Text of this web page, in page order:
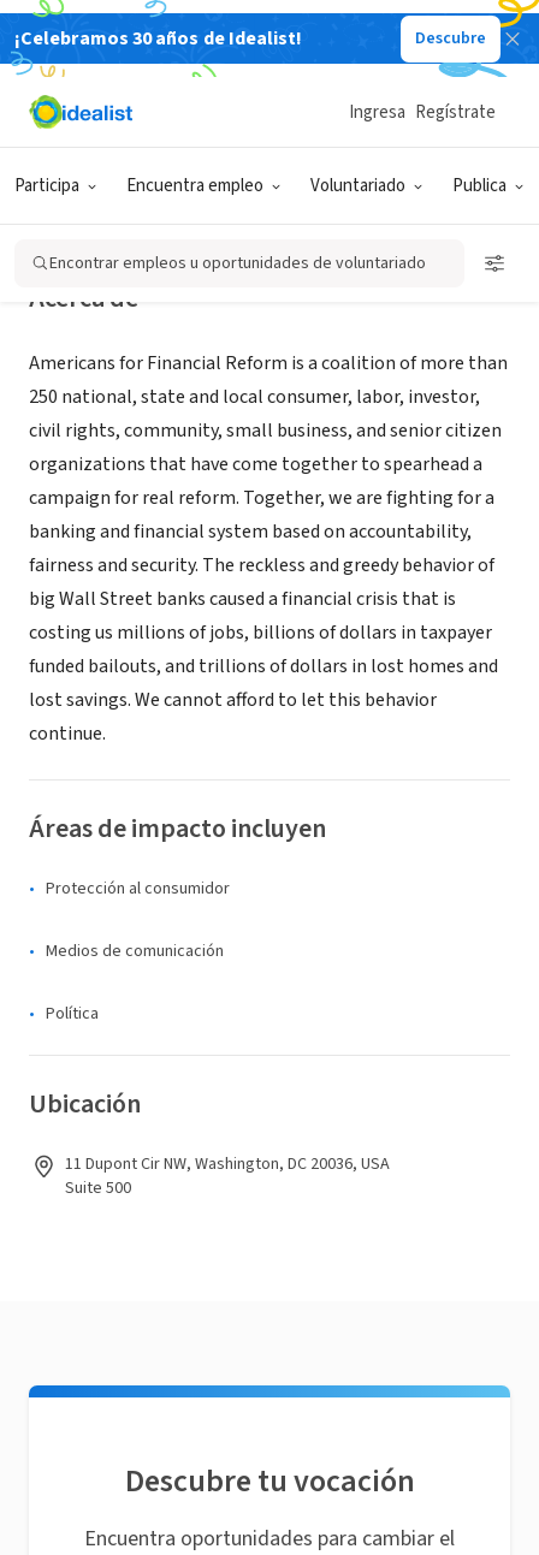
¡Celebramos 30 años de Idealist! Descubre
Participa Encuentra empleo Voluntariado Publica
Ingresa Regístrate
Encontrar empleos u oportunidades de voluntariado
ORGANIZACIÓN SIN FIN DE LUCRO
Americans for Financial Reform
Acerca de
Americans for Financial Reform is a coalition of more than
250 national, state and local consumer, labor, investor,
civil rights, community, small business, and senior citizen
organizations that have come together to spearhead a
campaign for real reform. Together, we are fighting for a
banking and financial system based on accountability,
fairness and security. The reckless and greedy behavior of
big Wall Street banks caused a financial crisis that is
costing us millions of jobs, billions of dollars in taxpayer
funded bailouts, and trillions of dollars in lost homes and
lost savings. We cannot afford to let this behavior
continue.
Áreas de impacto incluyen
Protección al consumidor
Medios de comunicación
Política
Ubicación
11 Dupont Cir NW, Washington, DC 20036, USA
Suite 500
Descubre tu vocación
Encuentra oportunidades para cambiar el